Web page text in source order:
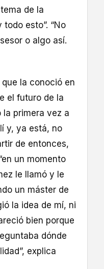
de la
esto”. “No
o algo así.
la conoció en
el futuro de la
la primera vez a
y, ya está, no
de entonces,
un momento
le llamó y le
un máster de
la idea de mí, ni
bien porque
dónde
explica